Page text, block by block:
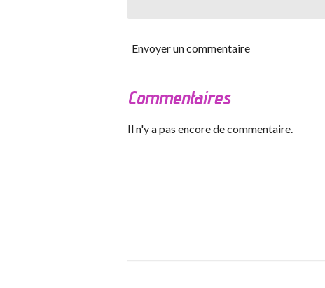
Envoyer un commentaire
Commentaires
Il n'y a pas encore de commentaire.